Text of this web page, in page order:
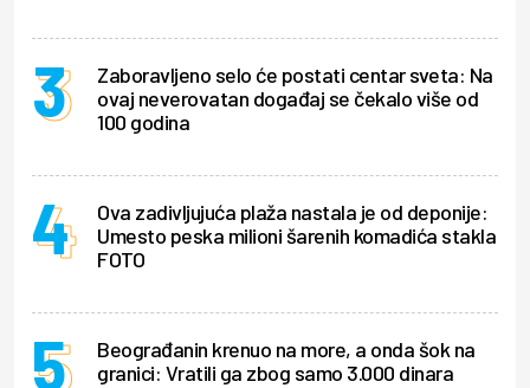
Zaboravljeno selo će postati centar sveta: Na
ovaj neverovatan događaj se čekalo više od
100 godina
Ova zadivljujuća plaža nastala je od deponije:
Umesto peska milioni šarenih komadića stakla
FOTO
Beograđanin krenuo na more, a onda šok na
granici: Vratili ga zbog samo 3.000 dinara